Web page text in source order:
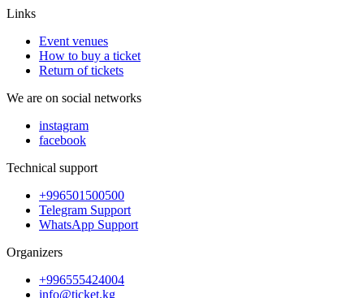
Links
Event venues
How to buy a ticket
Return of tickets
We are on social networks
instagram
facebook
Technical support
+996501500500
Telegram Support
WhatsApp Support
Organizers
+996555424004
info@ticket.kg